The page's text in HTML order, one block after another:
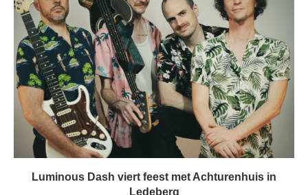
Luminous Dash viert feest met Achturenhuis in
Ledeberg